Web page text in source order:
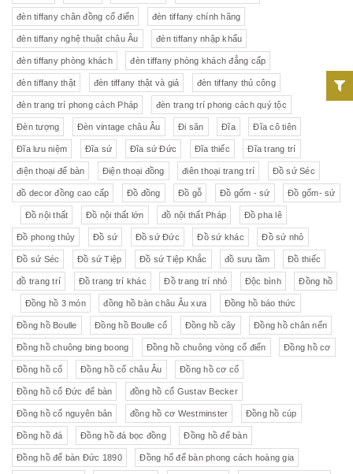
đèn tiffany chân đồng cổ điển đèn tiffany chính hãng
đèn tiffany nghệ thuật châu Âu đèn tiffany nhập khẩu
đèn tiffany phòng khách đèn tiffany phòng khách đẳng cấp
đèn tiffany thật đèn tiffany thật và giả đèn tiffany thủ công
đèn trang trí phong cách Pháp đèn trang trí phong cách quý tộc
Đèn tượng Đèn vintage châu Âu Đi săn Đĩa Đĩa cô tiên
Đĩa lưu niệm Đĩa sứ Đĩa sứ Đức Đĩa thiếc Đĩa trang trí
điện thoại để bàn Điện thoại đồng điên thoại trang trí Đồ sứ Séc
đồ decor đồng cao cấp Đồ đồng Đồ gỗ Đồ gốm - sứ Đồ gốm- sứ
Đồ nội thất Đồ nội thất lớn đồ nội thất Pháp Đồ pha lê
Đồ phong thủy Đồ sứ Đồ sứ Đức Đồ sứ khác Đồ sứ nhỏ
Đồ sứ Séc Đồ sứ Tiệp Đồ sứ Tiệp Khắc đồ sưu tầm Đồ thiếc
đồ trang trí Đồ trang trí khác Đồ trang trí nhỏ Độc bình Đồng hồ
Đồng hồ 3 món đồng hồ bàn châu Âu xưa Đồng hồ báo thức
Đồng hồ Boulle Đồng hồ Boulle cổ Đồng hồ cây Đồng hồ chân nến
Đồng hồ chuông bing boong Đồng hồ chuông vòng cổ điển Đồng hồ cơ
Đồng hồ cổ Đồng hồ cổ châu Âu Đồng hồ cơ cổ
Đồng hồ cổ Đức để bàn đồng hồ cổ Gustav Becker
Đồng hồ cổ nguyên bản đồng hồ cơ Westminster Đồng hồ cúp
Đồng hồ đá Đồng hồ đá bọc đồng Đồng hồ để bàn
Đồng hồ để bàn Đức 1890 Đồng hổ để bàn phong cách hoàng gia